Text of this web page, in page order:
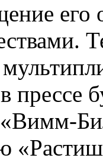
его
прессе